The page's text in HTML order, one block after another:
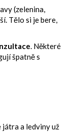
(zelenina,
Tělo si je bere,
. Některé
špatně s
játra a ledviny už